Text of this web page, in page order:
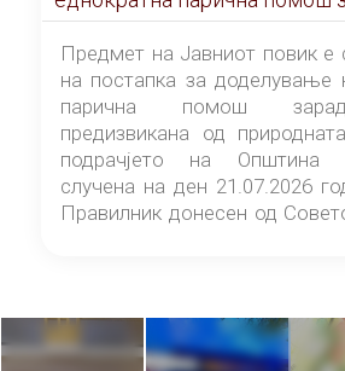
штетата предизвикана од природната
непогода на подрачјето на
Центар-Скопје случена на ден 21.07.2026
година
Предмет на Јавниот повик е
на постапка за доделување
парична помош
предизвикана од
подрачјето на Општина
случена на ден 21.07.2026
Правилник донесен од